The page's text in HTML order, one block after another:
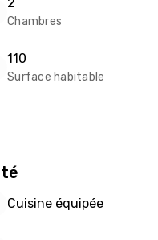
Chambres
110
Surface habitable
Cuisine équipée